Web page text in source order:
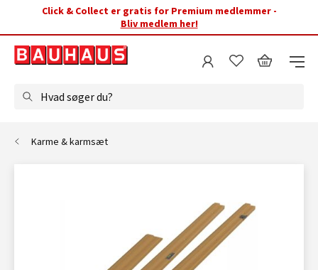
Click & Collect er gratis for Premium medlemmer -
Bliv medlem her!
Hvad søger du?
Karme & karmsæt